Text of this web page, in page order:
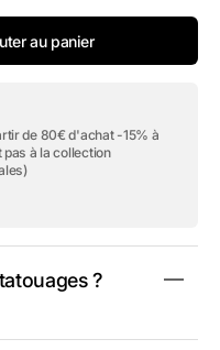
au panier
de 80€ d'achat -15% à
à la collection
?